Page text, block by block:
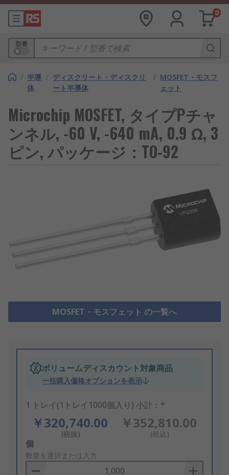
0
型番
/ 半導
体
/ ディスクリート・ディスクリ
ート半導体
/ MOSFET・モスフ
ェット
Microchip MOSFET, タイプPチャ
ンネル, -60 V, -640 mA, 0.9 Ω, 3
ピン, パッケージ：TO-92
MOSFET・モスフェット の一覧へ
ボリュームディスカウント対象商品
一括購入価格オプションを表示
1 トレイ(1トレイ1000個入り) 小計：*
￥320,740.00
(税抜)
￥352,810.00
(税込)
Add
to
Basket
個
数量を選択または入力